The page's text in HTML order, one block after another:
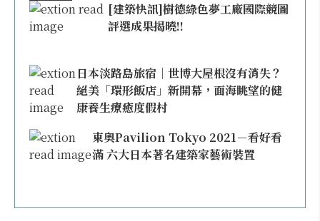
[建築快訊]樹德綠色夢工廠國際競圖
評選成果揭曉!!
日本淡路島旅宿｜世博大屋根沒有消失？
絕美「環形飯店」新開幕，面海眺望的健
康養生療癒度假村
東奧Pavilion Tokyo 2021－看好看
滿 六大日本著名建築家藝術裝置